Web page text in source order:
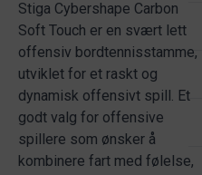
Stiga Cybershape Carbon
Soft Touch er en svært lett
offensiv bordtennisstamme,
utviklet for et raskt og
dynamisk offensivt spill. Et
godt valg for offensive
spillere som ønsker å
kombinere fart med følelse,